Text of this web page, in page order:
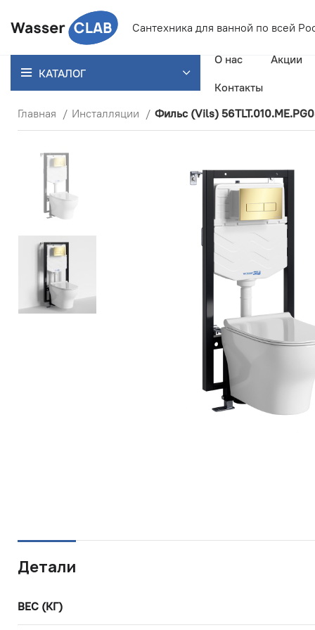
Сантехника для ванной по всей
КАТАЛОГ
О нас
Акции
Контакты
Главная
Инсталляции Фильс (Vils)
Детали
ВЕС (КГ)